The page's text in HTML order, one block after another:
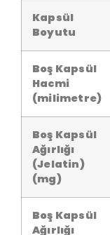
Kapsül
Boyutu
Boş Kapsül
Hacmi
(milimetre)
Boş Kapsül
Ağırlığı
(Jelatin)
(mg)
Boş Kapsül
Ağırlığı